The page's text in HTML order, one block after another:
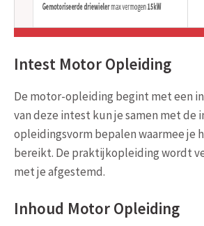
Intest Motor Opleiding
De motor-opleiding begint met een
van deze intest kun je samen met de
opleidingsvorm bepalen waarmee je
bereikt. De praktijkopleiding wordt
met je afgestemd.
Inhoud Motor Opleiding